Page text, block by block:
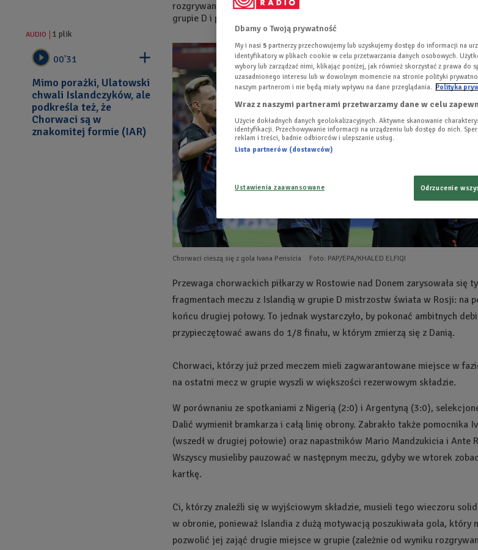
rozgrywanych na stadionach w Rosji. Islandczycy zajęli ostatnie, czwarte
grupie D i pożegnali się z turniejem.
AUDIO 1 plik
 00'31 
Mimo porażki, Ulatowski
chwali Islandczyków, ale
podkreśla też, że
Chorwaci są w
znakomitej formie (IAR)
Chorwaci cieszą się z gola Ivana Perisicia Foto: PAP/EPA/KHALED ELFIQI
Przewaga chorwackich piłkarzy w Rostowie nad Donem zarysowała się
fragmentach meczu z Islandią w grupie D mistrzostw świata w Rosji: na
końcu drugiej połowy. To jednak wystarczyło, by pokonać ambitnych
przypieczętować awans do 1/8 finału, w którym zmierzą się z Danią.
Chorwaci, którzy już przed meczem mieli zagwarantowane miejsce w
na ostatni mecz w grupie wyszli w większości rezerwowym składzie.
W porównaniu ze spotkaniami z Nigerią (2:0) i Argentyną (3:0),
Dalić wymienił bramkarza i całą linię obrony. Zabrakło także pomocnika
(wszedł w drugiej połowie) oraz napastników Mario Mandzukicia i Ante
Wszyscy musieliby pauzować w następnym meczu, gdyby we wtorek
kartkę.
Ci, którzy znaleźli się w wyjściowym składzie, musieli tego wieczoru
w obronie, ponieważ Islandia z dużą motywacją poszukiwała gola, który
pozwolić jej zająć drugie miejsce w grupie (zależnie od wyniku
Dbamy o Twoją prywatność
My i nasi 5 partnerzy przechowujemy lub uzyskujemy dostęp do informacji na
identyfikatory w plikach cookie w celu przetwarzania danych osobowych.
wybory lub zarządzać nimi, klikając poniżej, jak również skorzystać z prawa do
uzasadnionego interesu lub w dowolnym momencie na stronie polityki
naszym partnerom i nie będą miały wpływu na dane przeglądania.
Polityka
Wraz z naszymi partnerami przetwarzamy dane w celu
Użycie dokładnych danych geolokalizacyjnych. Aktywne skanowanie
identyfikacji. Przechowywanie informacji na urządzeniu lub dostęp do nich.
reklam i treści, badnie odbiorców i ulepszanie usług.
Lista partnerów (dostawców)
Ustawienia zaawansowane Odrzucenie